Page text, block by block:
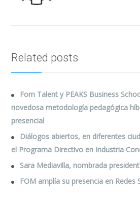
Related posts
Fom Talent y PEAKS Business
novedosa metodología pedagógica
presencial
Diálogos abiertos, en diferentes
el Programa Directivo en Industria
Sara Mediavilla, nombrada
FOM amplía su presencia en Redes